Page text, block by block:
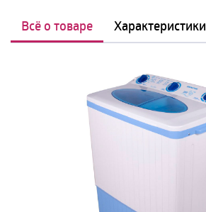
Всё о товаре Характеристики